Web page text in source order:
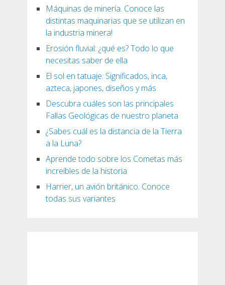
Máquinas de minería. Conoce las
distintas maquinarias que se utilizan en
la industria minera!
Erosión fluvial: ¿qué es? Todo lo que
necesitas saber de ella
El sol en tatuaje: Significados, inca,
azteca, japones, diseños y más
Descubra cuáles son las principales
Fallas Geológicas de nuestro planeta
¿Sabes cuál es la distancia de la Tierra
a la Luna?
Aprende todo sobre los Cometas más
increíbles de la historia
Harrier, un avión británico. Conoce
todas sus variantes